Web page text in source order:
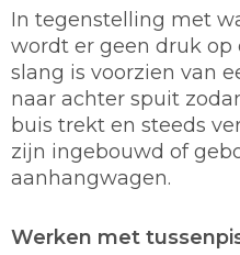
In tegenstelling met
wordt er geen druk op
slang is voorzien van
naar achter spuit
buis trekt en steeds
zijn ingebouwd of
aanhangwagen.
Werken met